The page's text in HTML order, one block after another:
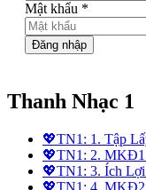
Mật khẩu *
Đăng nhập
Thanh Nhạc 1
💖TN1: 1. Tập
💖TN1: 2. MKĐ1
💖TN1: 3. Ích
💖TN1: 4. MKĐ2